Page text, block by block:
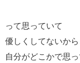
って思っていて
優しくしてないか
自分がどこかで思